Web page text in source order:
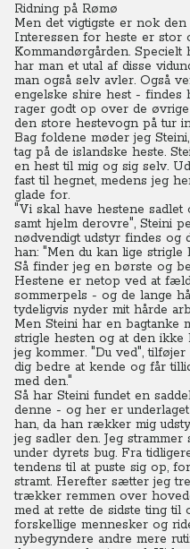
Ridning på Rømø
Men det vigtigste er nok den
Interessen for heste er stor
Kommandørgården. Specielt
har man et utal af disse
man også selv avler. Også
engelske shire hest - findes
rager godt op over de
den store hestevogn på tur
Bag foldene møder jeg
tag på de islandske heste.
en hest til mig og sig selv.
fast til hegnet, medens jeg
glade for.
"Vi skal have hestene
samt hjelm derovre", Steini
nødvendigt udstyr findes og
han: "Men du kan lige strigle
Så finder jeg en børste og
Hestene er netop ved at
sommerpels - og de lange
tydeligvis nyder mit hårde
Men Steini har en bagtanke
strigle hesten og at den ikke
jeg kommer. "Du ved",
dig bedre at kende og får
med den."
Så har Steini fundet en
denne - og her er
han, da han rækker mig
jeg sadler den. Jeg
under dyrets bug. Fra
tendens til at puste sig op,
stramt. Herefter sætter jeg
trækker remmen over
med at rette de sidste ting til
forskellige mennesker og
nybegyndere andre mere